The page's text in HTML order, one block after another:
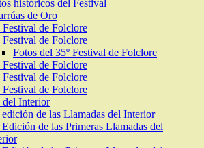
históricos del Festival
de Oro
Festival de Folclore
Festival de Folclore
Fotos del 35º Festival de Folclore
Festival de Folclore
Festival de Folclore
Festival de Folclore
del Interior
edición de las Llamadas del Interior
Edición de las Primeras Llamadas del